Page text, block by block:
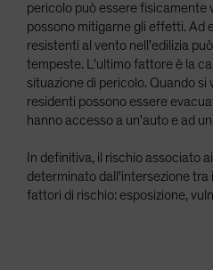
pericolo può essere fisicamente
possono mitigarne gli effetti. Ad
resistenti al vento nell'edilizia
tempeste. L'ultimo fattore è la
situazione di pericolo. Quando si
residenti possono essere
hanno accesso a un'auto e ad
In definitiva, il rischio associato
determinato dall'intersezione tra
fattori di rischio: esposizione,